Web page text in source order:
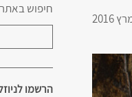
חיפוש באתר
הרשמו